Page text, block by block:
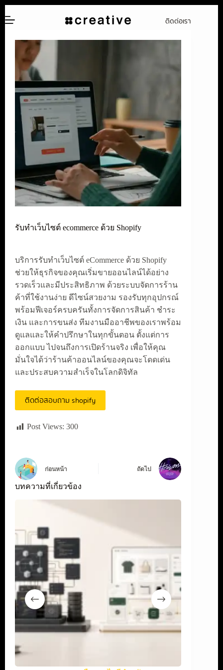
ไป
เนื้อหา
ติดต่อเรา
รับทำเว็บไซต์ ecommerce ด้วย Shopify
บริการรับทำเว็บไซต์ eCommerce ด้วย Shopify
ช่วยให้ธุรกิจของคุณเริ่มขายออนไลน์ได้อย่าง
รวดเร็วและมีประสิทธิภาพ ด้วยระบบจัดการร้าน
ค้าที่ใช้งานง่าย ดีไซน์สวยงาม รองรับทุกอุปกรณ์
พร้อมฟีเจอร์ครบครันทั้งการจัดการสินค้า ชำระ
เงิน และการขนส่ง ทีมงานมืออาชีพของเราพร้อม
ดูแลและให้คำปรึกษาในทุกขั้นตอน ตั้งแต่การ
ออกแบบ ไปจนถึงการเปิดร้านจริง เพื่อให้คุณ
มั่นใจได้ว่าร้านค้าออนไลน์ของคุณจะโดดเด่น
และประสบความสำเร็จในโลกดิจิทัล
ติดต่อสอบถาม shopify
Post Views: 300
ก่อนหน้า ถัดไป
บทความที่เกี่ยวข้อง